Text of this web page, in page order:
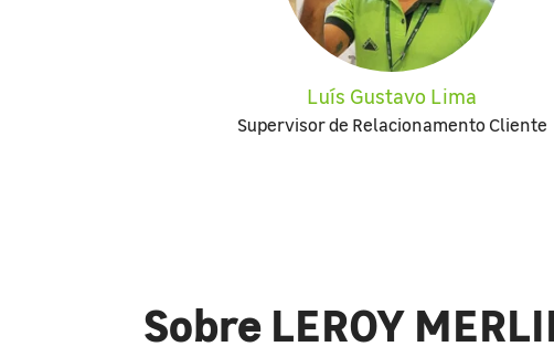
Luís Gustavo Lima
Supervisor de Relacionamento Cliente
Sobre LEROY